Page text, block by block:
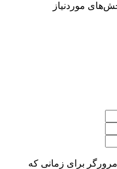
موردنیاز
برای زمانی که